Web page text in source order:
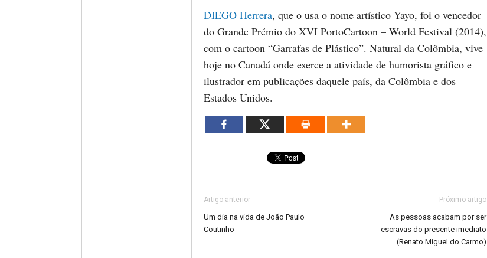
DIEGO Herrera, que o usa o nome artístico Yayo, foi o vencedor
do Grande Prémio do XVI PortoCartoon – World Festival (2014),
com o cartoon “Garrafas de Plástico”. Natural da Colômbia, vive
hoje no Canadá onde exerce a atividade de humorista gráfico e
ilustrador em publicações daquele país, da Colômbia e dos
Estados Unidos.
Artigo anterior
Um dia na vida de João Paulo
Coutinho
Próximo artigo
As pessoas acabam por ser
escravas do presente imediato
(Renato Miguel do Carmo)